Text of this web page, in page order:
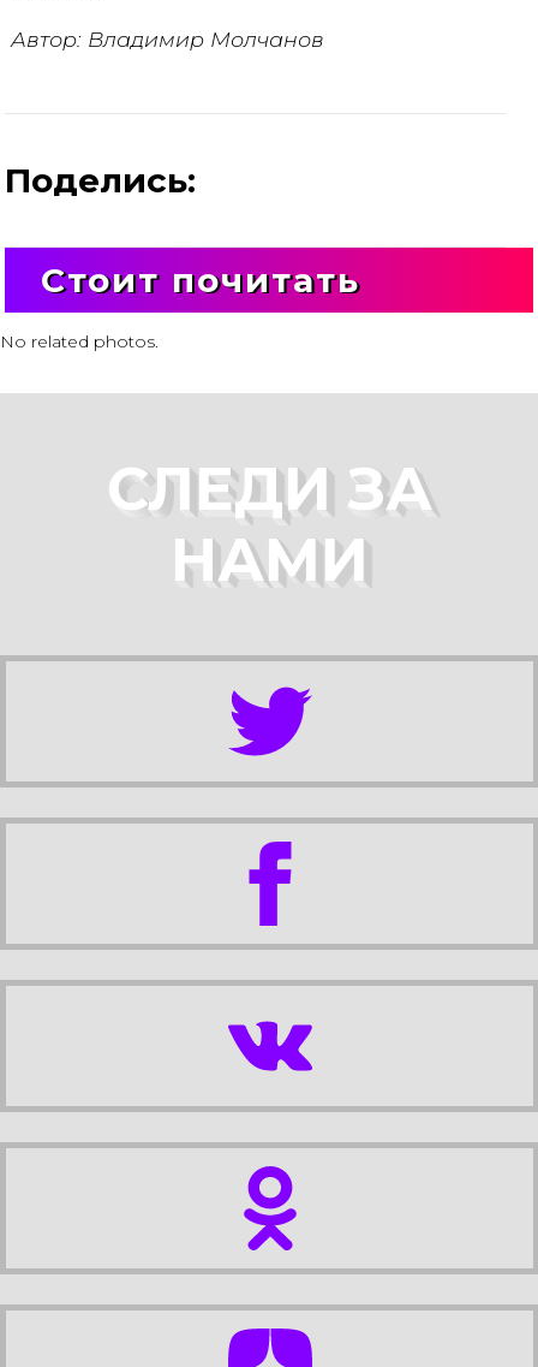
Автор: Владимир Молчанов
Поделись:
Стоит почитать
No related photos.
СЛЕДИ ЗА
НАМИ